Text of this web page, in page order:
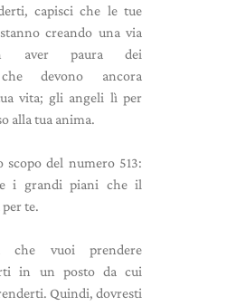
capisci che le tue
creando una via
aver paura dei
devono ancora
vita; gli angeli lì per
alla tua anima.
scopo del numero 513:
i grandi piani che il
te.
che vuoi prendere
in un posto da cui
Quindi, dovresti